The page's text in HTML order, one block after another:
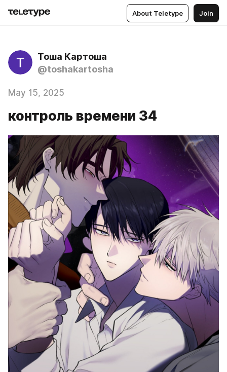
About Teletype Join
Тоша Картоша
@toshakartosha
May 15, 2025
контроль времени 34